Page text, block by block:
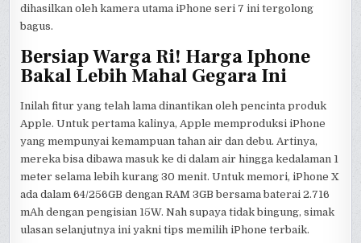
dihasilkan oleh kamera utama iPhone seri 7 ini tergolong
bagus.
Bersiap Warga Ri! Harga Iphone
Bakal Lebih Mahal Gegara Ini
Inilah fitur yang telah lama dinantikan oleh pencinta produk
Apple. Untuk pertama kalinya, Apple memproduksi iPhone
yang mempunyai kemampuan tahan air dan debu. Artinya,
mereka bisa dibawa masuk ke di dalam air hingga kedalaman 1
meter selama lebih kurang 30 menit. Untuk memori, iPhone X
ada dalam 64/256GB dengan RAM 3GB bersama baterai 2.716
mAh dengan pengisian 15W. Nah supaya tidak bingung, simak
ulasan selanjutnya ini yakni tips memilih iPhone terbaik.